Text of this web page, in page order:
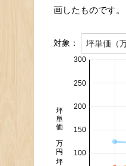
画したものです。
対象： 坪単価（
100
150
200
250
300
坪単価 万円/坪